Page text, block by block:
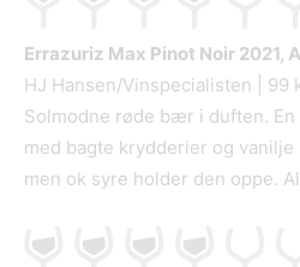
Errazuriz Max Pinot Noir 2021,
HJ Hansen/Vinspecialisten | 99
Solmodne røde bær i duften.
med bagte krydderier og vanilje
men ok syre holder den oppe.